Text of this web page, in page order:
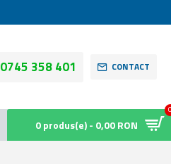
0745 358 401 CONTACT
0 produs(e) - 0,00 RON